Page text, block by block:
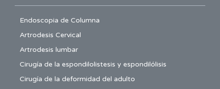
Endoscopia de Columna
Artrodesis Cervical
Artrodesis lumbar
Cirugía de la espondilolistesis y espondilólisis
Cirugía de la deformidad del adulto